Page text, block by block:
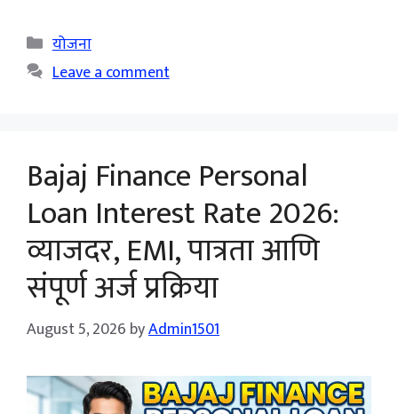
Categories
योजना
Leave a comment
Bajaj Finance Personal
Loan Interest Rate 2026:
व्याजदर, EMI, पात्रता आणि
संपूर्ण अर्ज प्रक्रिया
August 5, 2026 byAdmin1501